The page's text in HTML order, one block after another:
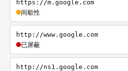
https://m.google.com
间歇性
http://www.google.com
已屏蔽
http://ns1.google.com